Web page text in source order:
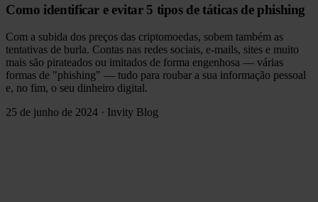
Como identificar e evitar 5 tipos de táticas de phishing
Com a subida dos preços das criptomoedas, sobem também as
tentativas de burla. Contas nas redes sociais, e-mails, sites e muito
mais são pirateados ou imitados de forma engenhosa — várias
formas de "phishing" — tudo para roubar a sua informação pessoal
e, no fim, o seu dinheiro digital.
25 de junho de 2024 · Invity Blog